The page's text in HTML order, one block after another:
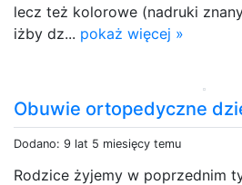
lecz też kolorowe (nadruki
iżby dz... pokaż więcej »
Obuwie ortopedyczne
Dodano: 9 lat 5 miesięcy temu
Rodzice żyjemy w poprzednim